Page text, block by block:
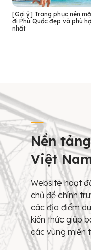
[Gợi ý] Trang phục nên
đi Phú Quốc đẹp và phù
nhất
Nền
Việt
Website hoạt
chủ đề chính
các địa điểm
kiến thức giúp
các vùng miền